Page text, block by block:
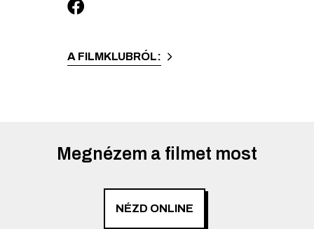
A FILMKLUBRÓL:
Megnézem a filmet most
NÉZD ONLINE